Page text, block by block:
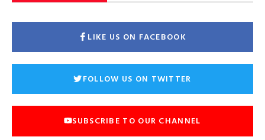
LIKE US ON FACEBOOK
FOLLOW US ON TWITTER
SUBSCRIBE TO OUR CHANNEL